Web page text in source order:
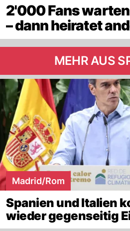
2'000 Fans
– dann heiratet
MEHR AUS
Madrid/Rom
Spanien und Italien
wieder gegenseitig